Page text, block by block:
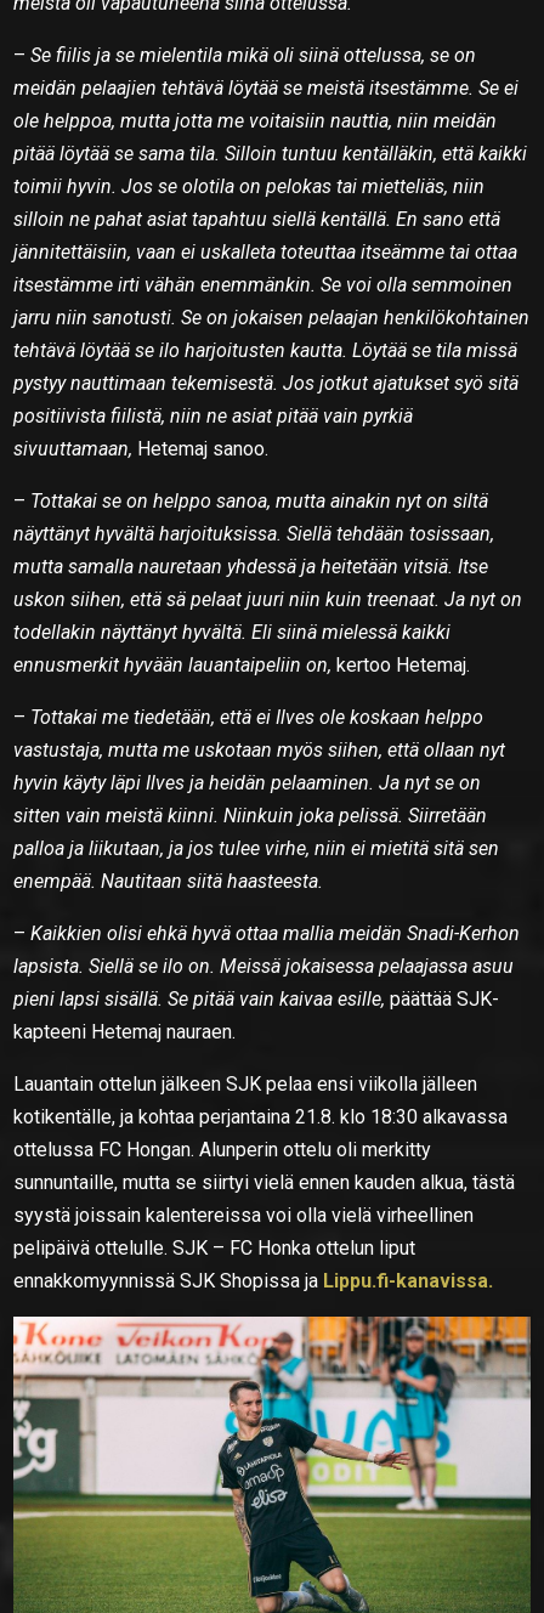
–Se fiilis ja se mielentila mikä oli siinä ottelussa, se on
meidän pelaajien tehtävä löytää se meistä itsestämme. Se ei
ole helppoa, mutta jotta me voitaisiin nauttia, niin meidän
pitää löytää se sama tila. Silloin tuntuu kentälläkin, että kaikki
toimii hyvin. Jos se olotila on pelokas tai mietteliäs, niin
silloin ne pahat asiat tapahtuu siellä kentällä. En sano että
jännitettäisiin, vaan ei uskalleta toteuttaa itseämme tai ottaa
itsestämme irti vähän enemmänkin. Se voi olla semmoinen
jarru niin sanotusti. Se on jokaisen pelaajan henkilökohtainen
tehtävä löytää se ilo harjoitusten kautta. Löytää se tila missä
pystyy nauttimaan tekemisestä. Jos jotkut ajatukset syö sitä
positiivista fiilistä, niin ne asiat pitää vain pyrkiä
sivuuttamaan, Hetemaj sanoo.
– Tottakai se on helppo sanoa, mutta ainakin nyt on siltä
näyttänyt hyvältä harjoituksissa. Siellä tehdään tosissaan,
mutta samalla nauretaan yhdessä ja heitetään vitsiä. Itse
uskon siihen, että sä pelaat juuri niin kuin treenaat. Ja nyt on
todellakin näyttänyt hyvältä. Eli siinä mielessä kaikki
ennusmerkit hyvään lauantaipeliin on, kertoo Hetemaj.
– Tottakai me tiedetään, että ei Ilves ole koskaan helppo
vastustaja, mutta me uskotaan myös siihen, että ollaan nyt
hyvin käyty läpi Ilves ja heidän pelaaminen. Ja nyt se on
sitten vain meistä kiinni. Niinkuin joka pelissä. Siirretään
palloa ja liikutaan, ja jos tulee virhe, niin ei mietitä sitä sen
enempää. Nautitaan siitä haasteesta.
–Kaikkien olisi ehkä hyvä ottaa mallia meidän Snadi-Kerhon
lapsista. Siellä se ilo on. Meissä jokaisessa pelaajassa asuu
pieni lapsi sisällä. Se pitää vain kaivaa esille, päättää SJK-
kapteeni Hetemaj nauraen.
Lauantain ottelun jälkeen SJK pelaa ensi viikolla jälleen
kotikentälle, ja kohtaa perjantaina 21.8. klo 18:30 alkavassa
ottelussa FC Hongan. Alunperin ottelu oli merkitty
sunnuntaille, mutta se siirtyi vielä ennen kauden alkua, tästä
syystä joissain kalentereissa voi olla vielä virheellinen
pelipäivä ottelulle. SJK – FC Honka ottelun liput
ennakkomyynnissä SJK Shopissa ja Lippu.fi-kanavissa.